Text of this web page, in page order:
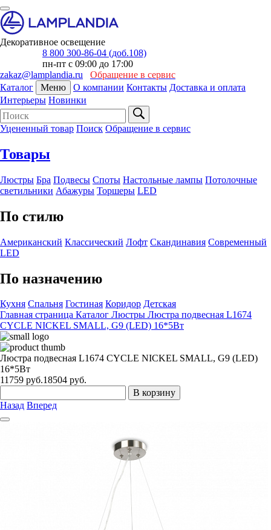
Декоративное освещение
8 800 300-86-04 (доб.108)
пн-пт с 09:00 до 17:00
zakaz@lamplandia.ru
Обращение в сервис
Каталог
Меню О компании Контакты Доставка и оплата
Интерьеры Новинки
Уцененный товар Поиск Обращение в сервис
Товары
Люстры Бра Подвесы Споты Настольные лампы Потолочные
светильники Абажуры Торшеры LED
По стилю
Американский Классический Лофт Скандинавия Современный
LED
По назначению
Кухня Спальня Гостиная Коридор Детская
Главная страница Каталог Люстры Люстра подвесная L1674
CYCLE NICKEL SMALL, G9 (LED) 16*5Вт
Люстра подвесная L1674 CYCLE NICKEL SMALL, G9 (LED)
16*5Вт
11759 руб.18504 руб.
В корзину
Назад Вперед